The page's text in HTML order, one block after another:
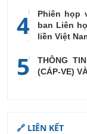
4
Phiên họp
ban Liên
liền Việt
5
THÔNG
(CÁP-VE)
🔗 LIÊN KẾT